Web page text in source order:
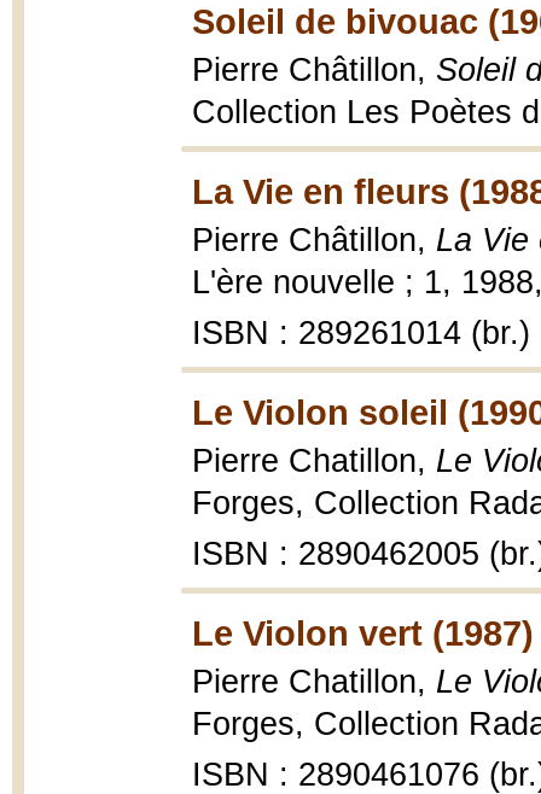
Soleil de bivouac
Pierre Châtillon, Soleil
Collection Les Poètes
La Vie en fleurs
Pierre Châtillon, La Vie
L'ère nouvelle ; 1,
ISBN : 289261014 (br.)
Le Violon soleil
Pierre Chatillon, Le
Forges, Collection
ISBN : 2890462005
Le Violon vert (1987)
Pierre Chatillon, Le
Forges, Collection
ISBN : 2890461076